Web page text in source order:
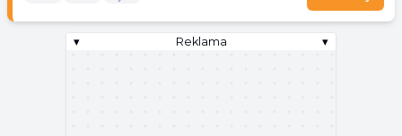
▾ Reklama ▾